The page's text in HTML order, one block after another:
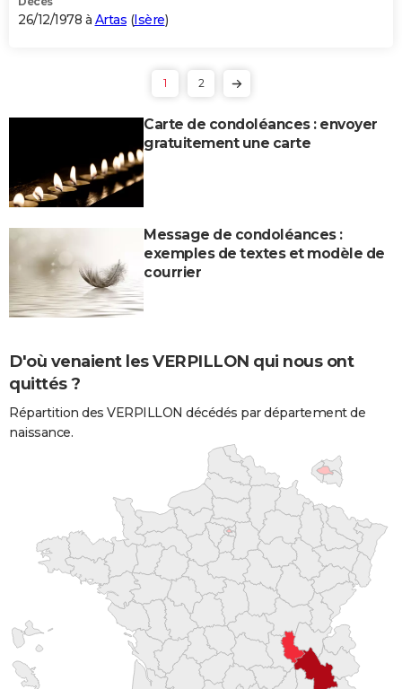
26/12/1978 à Artas (Isère)
1 2
Carte de condoléances : envoyer
gratuitement une carte
Message de condoléances :
exemples de textes et modèle de
courrier
D'où venaient les VERPILLON qui nous ont
quittés ?
Répartition des VERPILLON décédés par département de
naissance.